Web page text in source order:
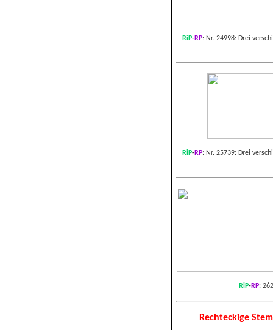
RiP-RP: Nr. 24998: Drei
RiP-RP: Nr. 25739: Drei
RiP-RP:
Rechteckige